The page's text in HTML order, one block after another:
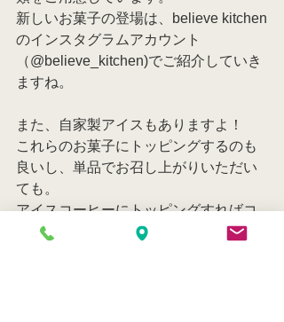
新しいお菓子の登場は、believe kitchen
のインスタグラムアカウント
（@believe_kitchen)でご紹介していき
ますね。
また、自家製アイスもありますよ！
これらのお菓子にトッピングするのも
良いし、単品でお召し上がりいただい
ても。
アイスコーヒーにトッピングすればコ
ーヒーフロートになります。